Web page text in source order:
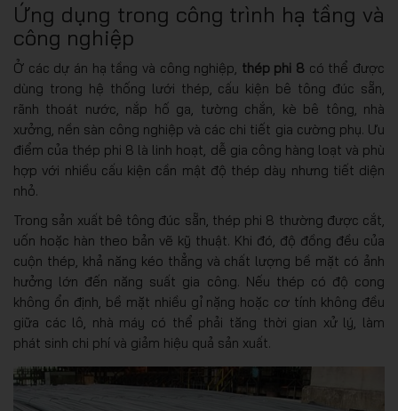
Ứng dụng trong công trình hạ tầng và
công nghiệp
Ở các dự án hạ tầng và công nghiệp, thép phi 8 có thể được
dùng trong hệ thống lưới thép, cấu kiện bê tông đúc sẵn,
rãnh thoát nước, nắp hố ga, tường chắn, kè bê tông, nhà
xưởng, nền sàn công nghiệp và các chi tiết gia cường phụ. Ưu
điểm của thép phi 8 là linh hoạt, dễ gia công hàng loạt và phù
hợp với nhiều cấu kiện cần mật độ thép dày nhưng tiết diện
nhỏ.
Trong sản xuất bê tông đúc sẵn, thép phi 8 thường được cắt,
uốn hoặc hàn theo bản vẽ kỹ thuật. Khi đó, độ đồng đều của
cuộn thép, khả năng kéo thẳng và chất lượng bề mặt có ảnh
hưởng lớn đến năng suất gia công. Nếu thép có độ cong
không ổn định, bề mặt nhiều gỉ nặng hoặc cơ tính không đều
giữa các lô, nhà máy có thể phải tăng thời gian xử lý, làm
phát sinh chi phí và giảm hiệu quả sản xuất.